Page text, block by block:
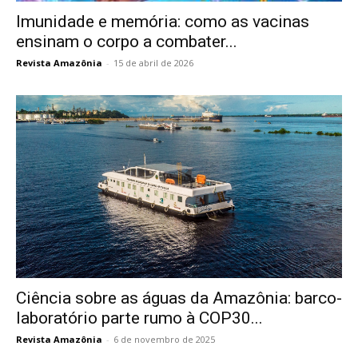
Imunidade e memória: como as vacinas
ensinam o corpo a combater...
Revista Amazônia - 15 de abril de 2026
Ciência sobre as águas da Amazônia: barco-
laboratório parte rumo à COP30...
Revista Amazônia - 6 de novembro de 2025